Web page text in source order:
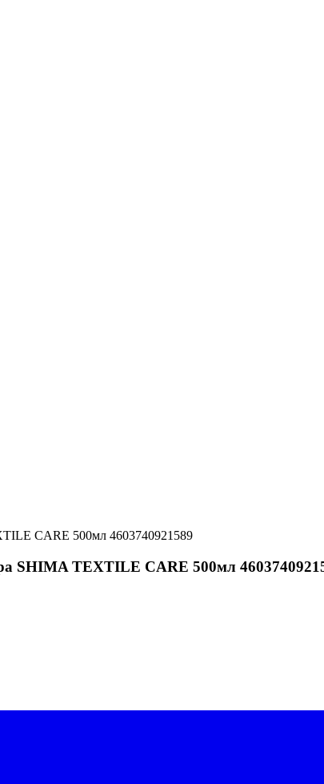
CARE 500мл 4603740921589
SHIMA TEXTILE CARE 500мл